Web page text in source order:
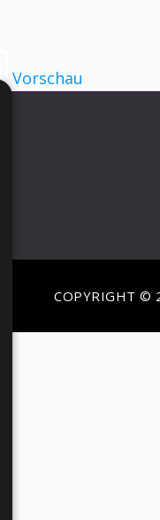
Vorschau
COPYRIGHT ©